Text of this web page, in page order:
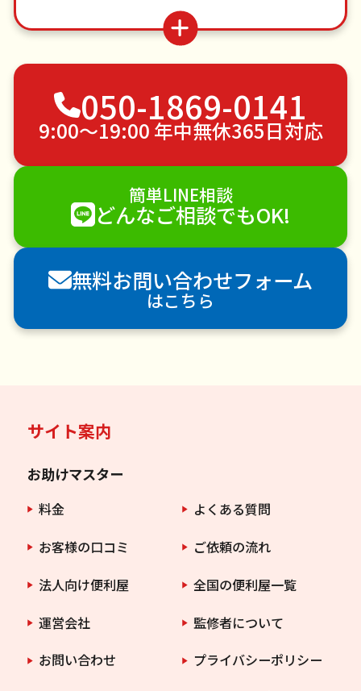
遺品整理・生前整理
ゴキブリ駆除
カーテンレール取り付け
ベランダ掃除
雨どい修理・掃除
不用品回収
ゴミ屋敷片付け
引っ越し
植木の剪定
植木の伐採
手すり取り付け
ペットのお世話
エアコンクリーニング
DIY・日曜大工
ハウスクリーニング
雪かき・雪下ろし
襖（ふすま）の張替え
空き家管理
各種代行
害獣駆除
防草シート施工
ナメクジ駆除
害虫駆除
050-1869-0141
9:00〜19:00 年中無休365日対応
簡単LINE相談
どんなご相談でもOK!
無料お問い合わせフォーム
はこちら
サイト案内
お助けマスター
料金
よくある質問
お客様の口コミ
ご依頼の流れ
法人向け便利屋
全国の便利屋一覧
運営会社
監修者について
お問い合わせ
プライバシーポリシー